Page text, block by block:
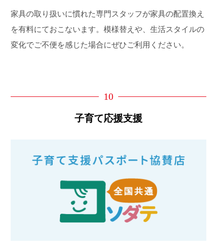
家具の取り扱いに慣れた専門スタッフが家具の配置換え
を有料にておこないます。模様替えや、生活スタイルの
変化でご不便を感じた場合にぜひご利用ください。
10
子育て応援支援